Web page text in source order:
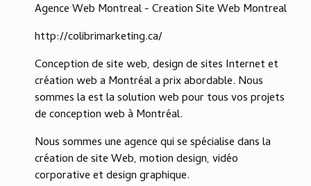
Agence Web Montreal - Creation Site Web Montreal
http://colibrimarketing.ca/
Conception de site web, design de sites Internet et
création web a Montréal a prix abordable. Nous
sommes la est la solution web pour tous vos projets
de conception web à Montréal.
Nous sommes une agence qui se spécialise dans la
création de site Web, motion design, vidéo
corporative et design graphique.